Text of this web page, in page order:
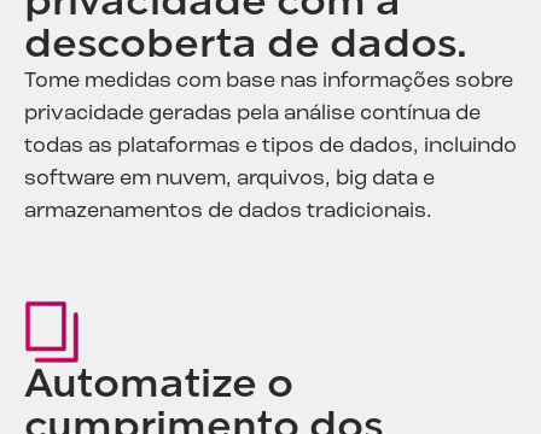
descoberta de dados.
Tome medidas com base nas informações sobre
privacidade geradas pela análise contínua de
todas as plataformas e tipos de dados, incluindo
software em nuvem, arquivos, big data e
armazenamentos de dados tradicionais.
Automatize o